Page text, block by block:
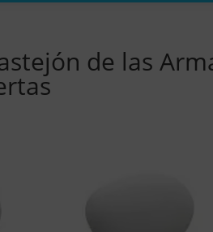
de las